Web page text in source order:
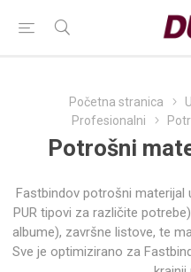
Početna stranica
Profesionalni
Potrošni
Fastbindov potrošni materijal
PUR tipovi za različite
albume), završne listove, te
Sve je optimizirano za